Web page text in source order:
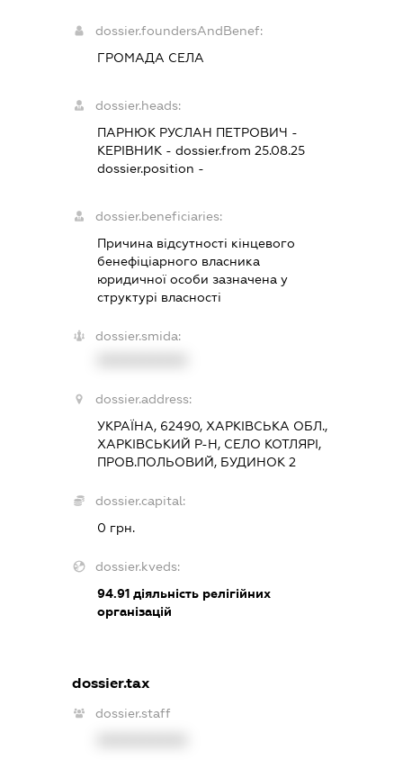
dossier.foundersAndBenef:
ГРОМАДА СЕЛА
dossier.heads:
ПАРНЮК РУСЛАН ПЕТРОВИЧ -
КЕРІВНИК - dossier.from 25.08.25
dossier.position -
dossier.beneficiaries:
Причина відсутності кінцевого
бенефіціарного власника
юридичної особи зазначена у
структурі власності
dossier.smida:
dossier.address:
УКРАЇНА, 62490, ХАРКІВСЬКА ОБЛ.,
ХАРКІВСЬКИЙ Р-Н, СЕЛО КОТЛЯРІ,
ПРОВ.ПОЛЬОВИЙ, БУДИНОК 2
dossier.capital:
0 грн.
dossier.kveds:
94.91діяльність релігійних
організацій
dossier.tax
dossier.staff